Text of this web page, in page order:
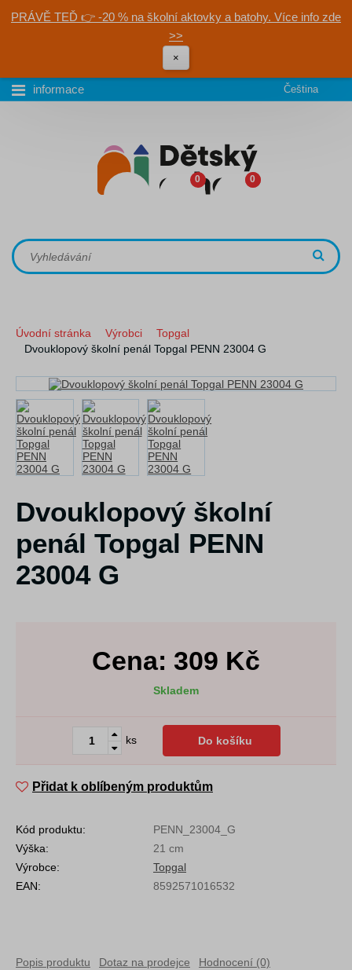
PRÁVĚ TEĎ 👉 -20 % na školní aktovky a batohy. Více info zde
>>
×
informace Čeština
0 0
Úvodní stránka Výrobci
Topgal
Dvouklopový školní penál Topgal PENN 23004 G
Dvouklopový školní
penál Topgal PENN
23004 G
Cena: 309 Kč
Skladem
ks Do košíku
Přidat k oblíbeným produktům
Kód produktu:
PENN_23004_G
Výška:
21 cm
Výrobce:
Topgal
EAN:
8592571016532
Popis produktu Dotaz na prodejce Hodnocení (0)